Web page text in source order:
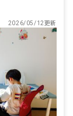
学児を担当
2026/05/12更新